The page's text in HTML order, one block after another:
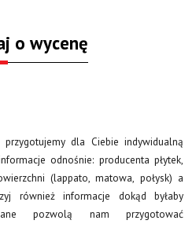
o wycenę
dla Ciebie indywidualną
odnośnie: producenta płytek,
(lappato, matowa, połysk) a
również informacje dokąd byłaby
pozwolą nam przygotować